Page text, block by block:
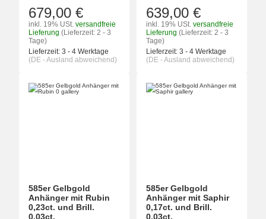
679,00 €
inkl. 19% USt. versandfreie
Lieferung (Lieferzeit: 2 - 3
Tage)
Lieferzeit: 3 - 4 Werktage
(DE - Ausland abweichend)
639,00 €
inkl. 19% USt. versandfreie
Lieferung (Lieferzeit: 2 - 3
Tage)
Lieferzeit: 3 - 4 Werktage
(DE - Ausland abweichend)
585er Gelbgold
Anhänger mit Rubin
0,23ct. und Brill.
0,03ct.
585er Gelbgold
Anhänger mit Saphir
0,17ct. und Brill.
0,03ct.